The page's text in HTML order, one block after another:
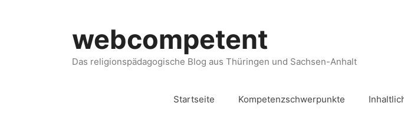
webcompetent
Das religionspädagogische Blog aus Thüringen und Sachsen-Anhalt
Startseite Kompetenzschwerpunkte